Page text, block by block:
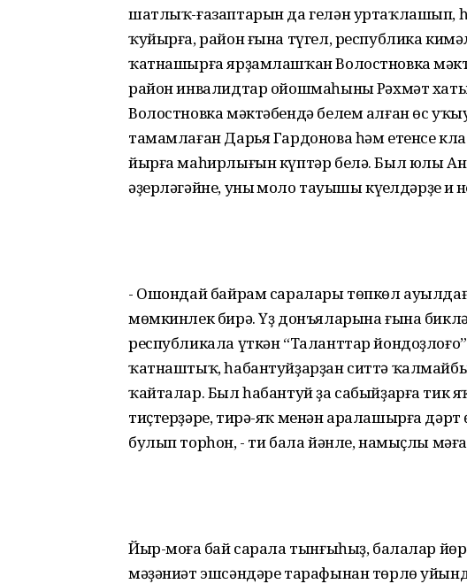
шатлыҡ-ғазаптарын да гелән уртаҡлашып,
ҡуйырға, район ғына түгел, республика
ҡатнашырға ярҙамлашҡан Волостновка
район инвалидтар ойошмаһының Рәхмәт
Волостновка мәктәбендә белем алған өс
тамамлаған Дарья Гардонова һәм етенсе
йырға маһирлығын күптәр белә. Был юлы
әҙерләгәйне, уның моңло тауышы күңелдәрҙең
- Ошондай байрам саралары төпкөл
мөмкинлек бирә. Үҙ донъяларына ғына
республикала үткән “Таланттар
ҡатнаштыҡ, һабантуйҙарҙан ситтә
ҡайталар. Был һабантуй ҙа сабыйҙарға тик
тиҫтерҙәре, тирә-яҡ менән аралашырға
булып торһон, - ти бала йәнле, намыҫлы
Йыр-моңға бай сарала тынғыһыҙ, балалар
мәҙәниәт эшсәндәре тарафынан төрлө